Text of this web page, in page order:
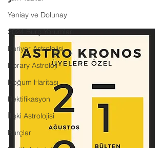
Yeniay ve Dolunay
2024 Burç Yorumları
Kariyer Astrolojisi
Horary Astroloji
Doğum Haritası
Rektifikasyon
İlişki Astrolojisi
Burçlar